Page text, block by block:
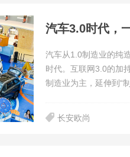
汽车3.0时代，
汽车从1.0制造业的纯
时代。互联网3.0的加
制造业为主，延伸到“
长安欧尚